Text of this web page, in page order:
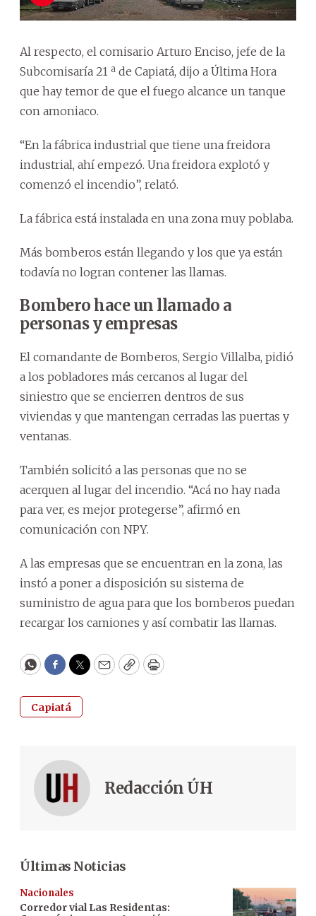
Al respecto, el comisario Arturo Enciso, jefe de la
Subcomisaría 21 ª de Capiatá, dijo a Última Hora
que hay temor de que el fuego alcance un tanque
con amoniaco.
“En la fábrica industrial que tiene una freidora
industrial, ahí empezó. Una freidora explotó y
comenzó el incendio”, relató.
La fábrica está instalada en una zona muy poblaba.
Más bomberos están llegando y los que ya están
todavía no logran contener las llamas.
Bombero hace un llamado a
personas y empresas
El comandante de Bomberos, Sergio Villalba, pidió
a los pobladores más cercanos al lugar del
siniestro que se encierren dentros de sus
viviendas y que mantengan cerradas las puertas y
ventanas.
También solicitó a las personas que no se
acerquen al lugar del incendio. “Acá no hay nada
para ver, es mejor protegerse”, afirmó en
comunicación con NPY.
A las empresas que se encuentran en la zona, las
instó a poner a disposición su sistema de
suministro de agua para que los bomberos puedan
recargar los camiones y así combatir las llamas.
WhatsApp
Facebook
Twitter
EmailCopyPrint
Capiatá
Redacción ÚH
Últimas Noticias
Nacionales
Corredor vial Las Residentas: